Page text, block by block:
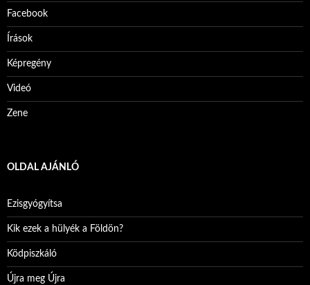
Facebook
Írások
Képregény
Videó
Zene
OLDAL AJÁNLÓ
Ezisgyógyítsa
Kik ezek a hülyék a Földön?
Ködpiszkáló
Újra meg Újra